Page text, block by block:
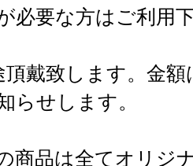
必要な方はご利用
頂戴致します。金
らせします。
商品は全てオリジ